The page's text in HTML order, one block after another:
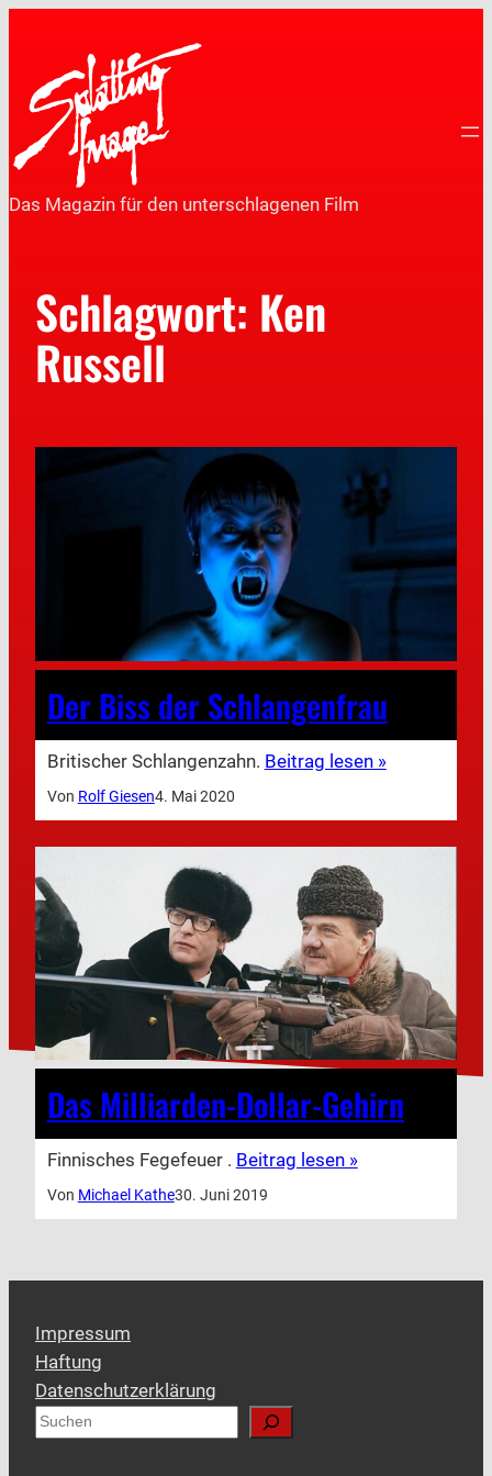
Das Magazin für den unterschlagenen Film
Schlagwort: Ken
Russell
Der Biss der Schlangenfrau
Britischer Schlangenzahn. Beitrag lesen »
Von Rolf Giesen4. Mai 2020
Das Milliarden-Dollar-Gehirn
Finnisches Fegefeuer . Beitrag lesen »
Von Michael Kathe30. Juni 2019
Impressum
Haftung
Datenschutzerklärung
S